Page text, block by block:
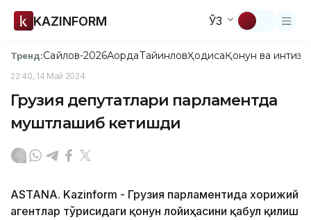
KAZINFORM ЎЗ
Тренд:Сайлов-2026АқордаТайинловҲодисаҚонун ва
22:40, 14 Май 2024
Грузия депутатлари парламентда
муштлашиб кетишди
ASTANA. Kazinform - Грузия парламентида хорижий
агентлар тўғрисидаги қонун лойиҳасини қабул қилиш